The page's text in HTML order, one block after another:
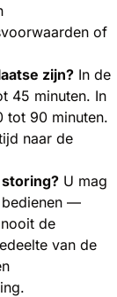
of
zijn? In de
45 minuten. In
tot 90 minuten.
naar de
U mag
bedienen —
de
van de